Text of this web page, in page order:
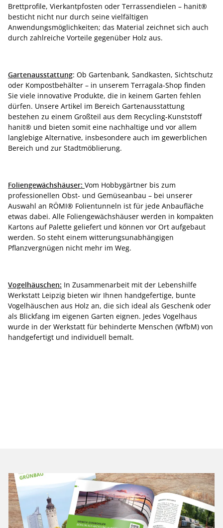
Brettprofile, Vierkantpfosten oder Terrassendielen – hanit®
besticht nicht nur durch seine vielfältigen
Anwendungsmöglichkeiten; das Material zeichnet sich auch
durch zahlreiche Vorteile gegenüber Holz aus.
Gartenausstattung: Ob Gartenbank, Sandkasten, Sichtschutz
oder Kompostbehälter – in unserem Terragala-Shop finden
Sie viele innovative Produkte, die in keinem Garten fehlen
dürfen. Unsere Artikel im Bereich Gartenausstattung
bestehen zu einem Großteil aus dem Recycling-Kunststoff
hanit® und bieten somit eine nachhaltige und vor allem
langlebige Alternative, insbesondere auch im gewerblichen
Bereich und zur Stadtmöblierung.
Foliengewächshäuser: Vom Hobbygärtner bis zum
professionellen Obst- und Gemüseanbau – bei unserer
Auswahl an RÖMI® Folientunneln ist für jede Anbaufläche
etwas dabei. Alle Foliengewächshäuser werden in kompakten
Kartons auf Palette geliefert und können vor Ort aufgebaut
werden. So steht einem witterungsunabhängigen
Pflanzvergnügen nicht mehr im Weg.
Vogelhäuschen: In Zusammenarbeit mit der Lebenshilfe
Werkstatt Leipzig bieten wir Ihnen handgefertige, bunte
Vogelhäuschen aus Holz an, die sich ideal als Geschenk oder
als Blickfang im eigenen Garten eignen. Jedes Vogelhaus
wurde in der Werkstatt für behinderte Menschen (WfbM) von
handgefertigt und individuell bemalt.